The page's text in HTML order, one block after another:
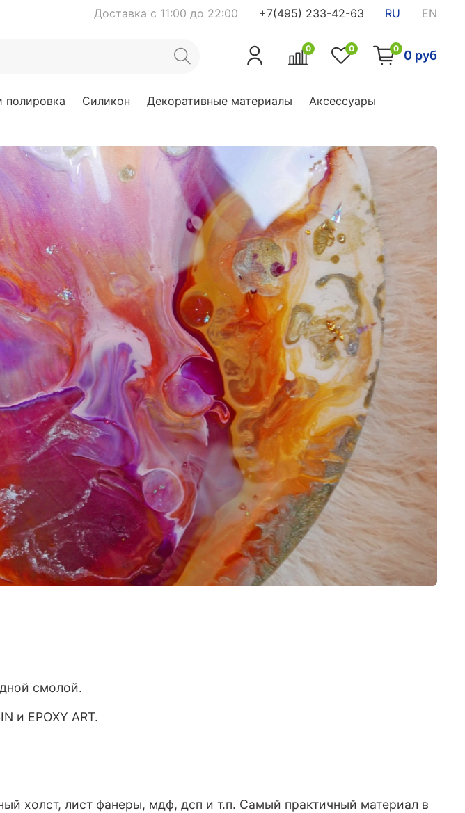
Доставка с 11:00 до 22:00 +7(495) 233-42-63 RU EN
0 0 0 0 руб
полировка Силикон Декоративные материалы Аксессуары
смолой.
и EPOXY ART.
холст, лист фанеры, мдф, дсп и т.п. Самый практичный материал в